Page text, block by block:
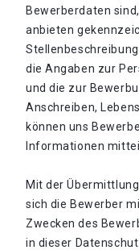
Bewerberdaten
anbieten
die Angaben zur
und die zur
Anschreiben,
können uns
Informationen
Mit der
sich die Bewerber
Zwecken des
in dieser